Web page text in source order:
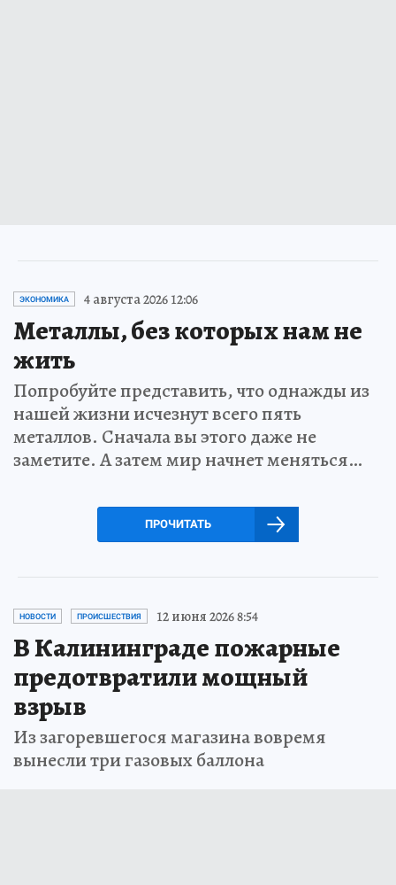
ЭКОНОМИКА 4 августа 2026 12:06
Металлы, без которых нам не
жить
Попробуйте представить, что однажды из
нашей жизни исчезнут всего пять
металлов. Сначала вы этого даже не
заметите. А затем мир начнет меняться…
ПРОЧИТАТЬ
НОВОСТИ ПРОИСШЕСТВИЯ 12 июня 2026 8:54
В Калининграде пожарные
предотвратили мощный
взрыв
Из загоревшегося магазина вовремя
вынесли три газовых баллона